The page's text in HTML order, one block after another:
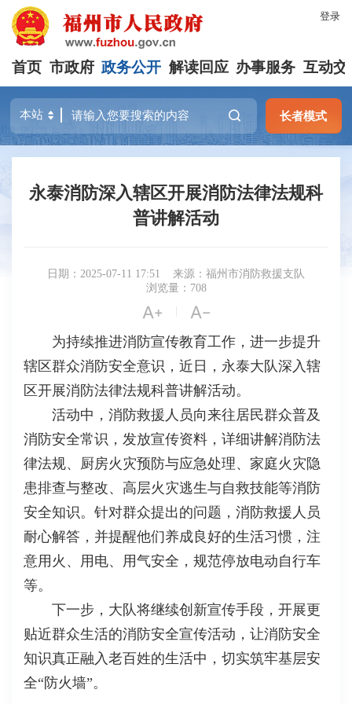
登录
首页 市政府 政务公开 解读回应 办事服务 互动交
长者模式
永泰消防深入辖区开展消防法律法规科
普讲解活动
日期：2025-07-11 17:51
来源：福州市消防救援支队
浏览量：708
 | 
为持续推进消防宣传教育工作，进一步提升
辖区群众消防安全意识，近日，永泰大队深入辖
区开展消防法律法规科普讲解活动。
活动中，消防救援人员向来往居民群众普及
消防安全常识，发放宣传资料，详细讲解消防法
律法规、厨房火灾预防与应急处理、家庭火灾隐
患排查与整改、高层火灾逃生与自救技能等消防
安全知识。针对群众提出的问题，消防救援人员
耐心解答，并提醒他们养成良好的生活习惯，注
意用火、用电、用气安全，规范停放电动自行车
等。
下一步，大队将继续创新宣传手段，开展更
贴近群众生活的消防安全宣传活动，让消防安全
知识真正融入老百姓的生活中，切实筑牢基层安
全“防火墙”。